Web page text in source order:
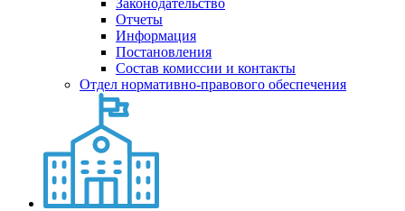
Законодательство
Отчеты
Информация
Постановления
Состав комиссии и контакты
Отдел нормативно-правового обеспечения